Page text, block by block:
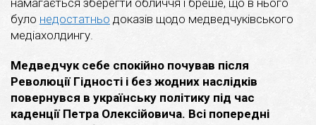
було недостатньо доказів щодо медведчуківського
медіахолдингу.
Медведчук себе спокійно почував після
Революції Гідності і без жодних наслідків
повернувся в українську політику під час
каденції Петра Олексійовича. Всі попередні